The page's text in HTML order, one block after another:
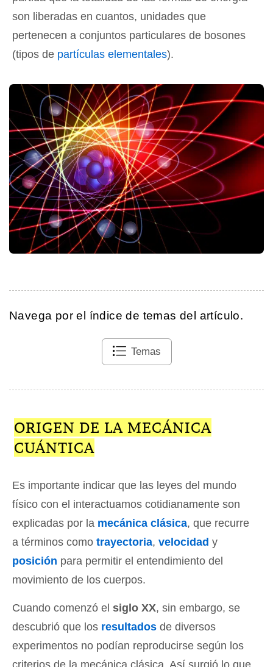
son liberadas en cuantos, unidades que
pertenecen a conjuntos particulares de bosones
(tipos de partículas elementales).
Navega por el índice de temas del artículo.
Temas
ORIGEN DE LA MECÁNICA
CUÁNTICA
Es importante indicar que las leyes del mundo
físico con el interactuamos cotidianamente son
explicadas por la mecánica clásica, que recurre
a términos como trayectoria, velocidad y
posición para permitir el entendimiento del
movimiento de los cuerpos.
Cuando comenzó el siglo XX, sin embargo, se
descubrió que los resultados de diversos
experimentos no podían reproducirse según los